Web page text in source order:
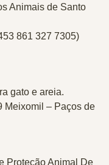
Animais de Santo
861 327 7305)
gato e areia.
Meixomil – Paços de
Proteção Animal De